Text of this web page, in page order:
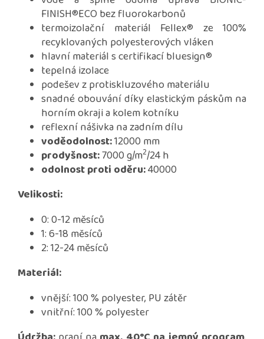
FINISH®ECO bez fluorokarbonů
termoizolační materiál Fellex® ze 100%
recyklovaných polyesterových vláken
hlavní materiál s certifikací bluesign®
tepelná izolace
podešev z protiskluzového materiálu
snadné obouvání díky elastickým páskům na
horním okraji a kolem kotníku
reflexní nášivka na zadním dílu
voděodolnost:12000 mm
prodyšnost:7000 g/m2/24 h
odolnost proti oděru:40000
Velikosti:
0: 0-12 měsíců
1: 6-18 měsíců
2: 12-24 měsíců
Materiál:
vnější: 100 % polyester, PU zátěr
vnitřní: 100 % polyester